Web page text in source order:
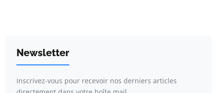
Newsletter
Inscrivez-vous pour recevoir nos derniers articles